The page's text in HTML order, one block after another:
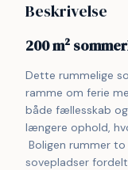
Beskrivelse
200 m²
Dette rummelige
ramme om ferie
både fællesskab
længere ophold,
sovepladser